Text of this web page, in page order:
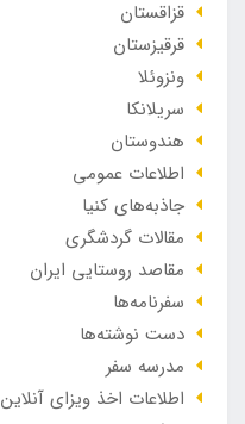
قزاقستان
قرقیزستان
ونزوئلا
سریلانکا
هندوستان
اطلاعات عمومی
جاذبه‌های کنیا
مقالات گردشگری
مقاصد روستایی ایران
سفرنامه‌ها
دست نوشته‌ها
مدرسه سفر
اطلاعات اخذ ویزای آنلاین